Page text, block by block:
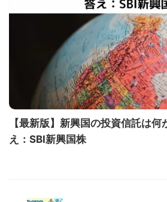
【最新版】新興国の投資信託は
え：SBI新興国株